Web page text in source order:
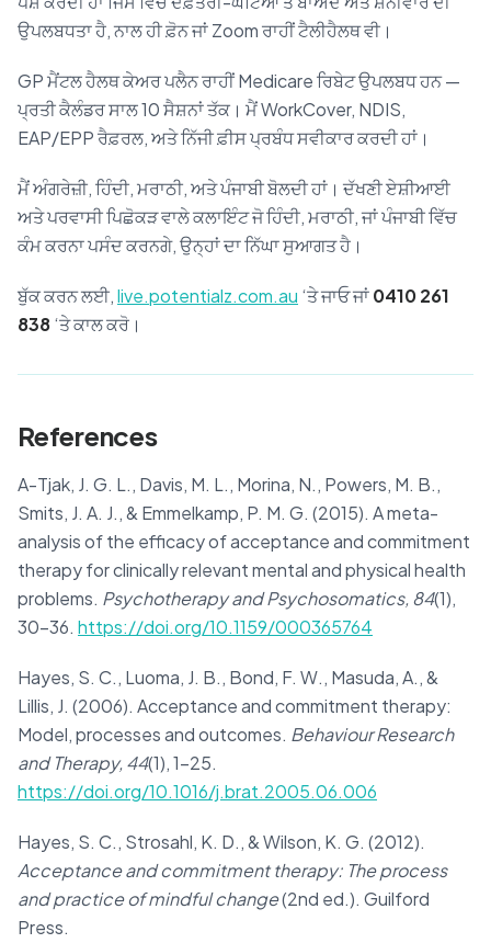
ਉਪਲਬਧਤਾ ਹੈ, ਨਾਲ ਹੀ ਫ਼ੋਨ ਜਾਂ Zoom ਰਾਹੀਂ ਟੈਲੀਹੈਲਥ ਵੀ।
GP ਮੈਂਟਲ ਹੈਲਥ ਕੇਅਰ ਪਲੈਨ ਰਾਹੀਂ Medicare ਰਿਬੇਟ ਉਪਲਬਧ ਹਨ —
ਪ੍ਰਤੀ ਕੈਲੰਡਰ ਸਾਲ 10 ਸੈਸ਼ਨਾਂ ਤੱਕ। ਮੈਂ WorkCover, NDIS,
EAP/EPP ਰੈਫ਼ਰਲ, ਅਤੇ ਨਿੱਜੀ ਫ਼ੀਸ ਪ੍ਰਬੰਧ ਸਵੀਕਾਰ ਕਰਦੀ ਹਾਂ।
ਮੈਂ ਅੰਗਰੇਜ਼ੀ, ਹਿੰਦੀ, ਮਰਾਠੀ, ਅਤੇ ਪੰਜਾਬੀ ਬੋਲਦੀ ਹਾਂ। ਦੱਖਣੀ ਏਸ਼ੀਆਈ
ਅਤੇ ਪਰਵਾਸੀ ਪਿਛੋਕੜ ਵਾਲੇ ਕਲਾਇੰਟ ਜੋ ਹਿੰਦੀ, ਮਰਾਠੀ, ਜਾਂ ਪੰਜਾਬੀ ਵਿੱਚ
ਕੰਮ ਕਰਨਾ ਪਸੰਦ ਕਰਨਗੇ, ਉਨ੍ਹਾਂ ਦਾ ਨਿੱਘਾ ਸੁਆਗਤ ਹੈ।
ਬੁੱਕ ਕਰਨ ਲਈ,live.potentialz.com.au ‘ਤੇ ਜਾਓ ਜਾਂ0410 261
838‘ਤੇ ਕਾਲ ਕਰੋ।
References
A-Tjak, J. G. L., Davis, M. L., Morina, N., Powers, M. B.,
Smits, J. A. J., & Emmelkamp, P. M. G. (2015). A meta-
analysis of the efficacy of acceptance and commitment
therapy for clinically relevant mental and physical health
problems. Psychotherapy and Psychosomatics, 84(1),
30–36. https://doi.org/10.1159/000365764
Hayes, S. C., Luoma, J. B., Bond, F. W., Masuda, A., &
Lillis, J. (2006). Acceptance and commitment therapy:
Model, processes and outcomes. Behaviour Research
and Therapy, 44(1), 1–25.
https://doi.org/10.1016/j.brat.2005.06.006
Hayes, S. C., Strosahl, K. D., & Wilson, K. G. (2012).
Acceptance and commitment therapy: The process
and practice of mindful change(2nd ed.). Guilford
Press.